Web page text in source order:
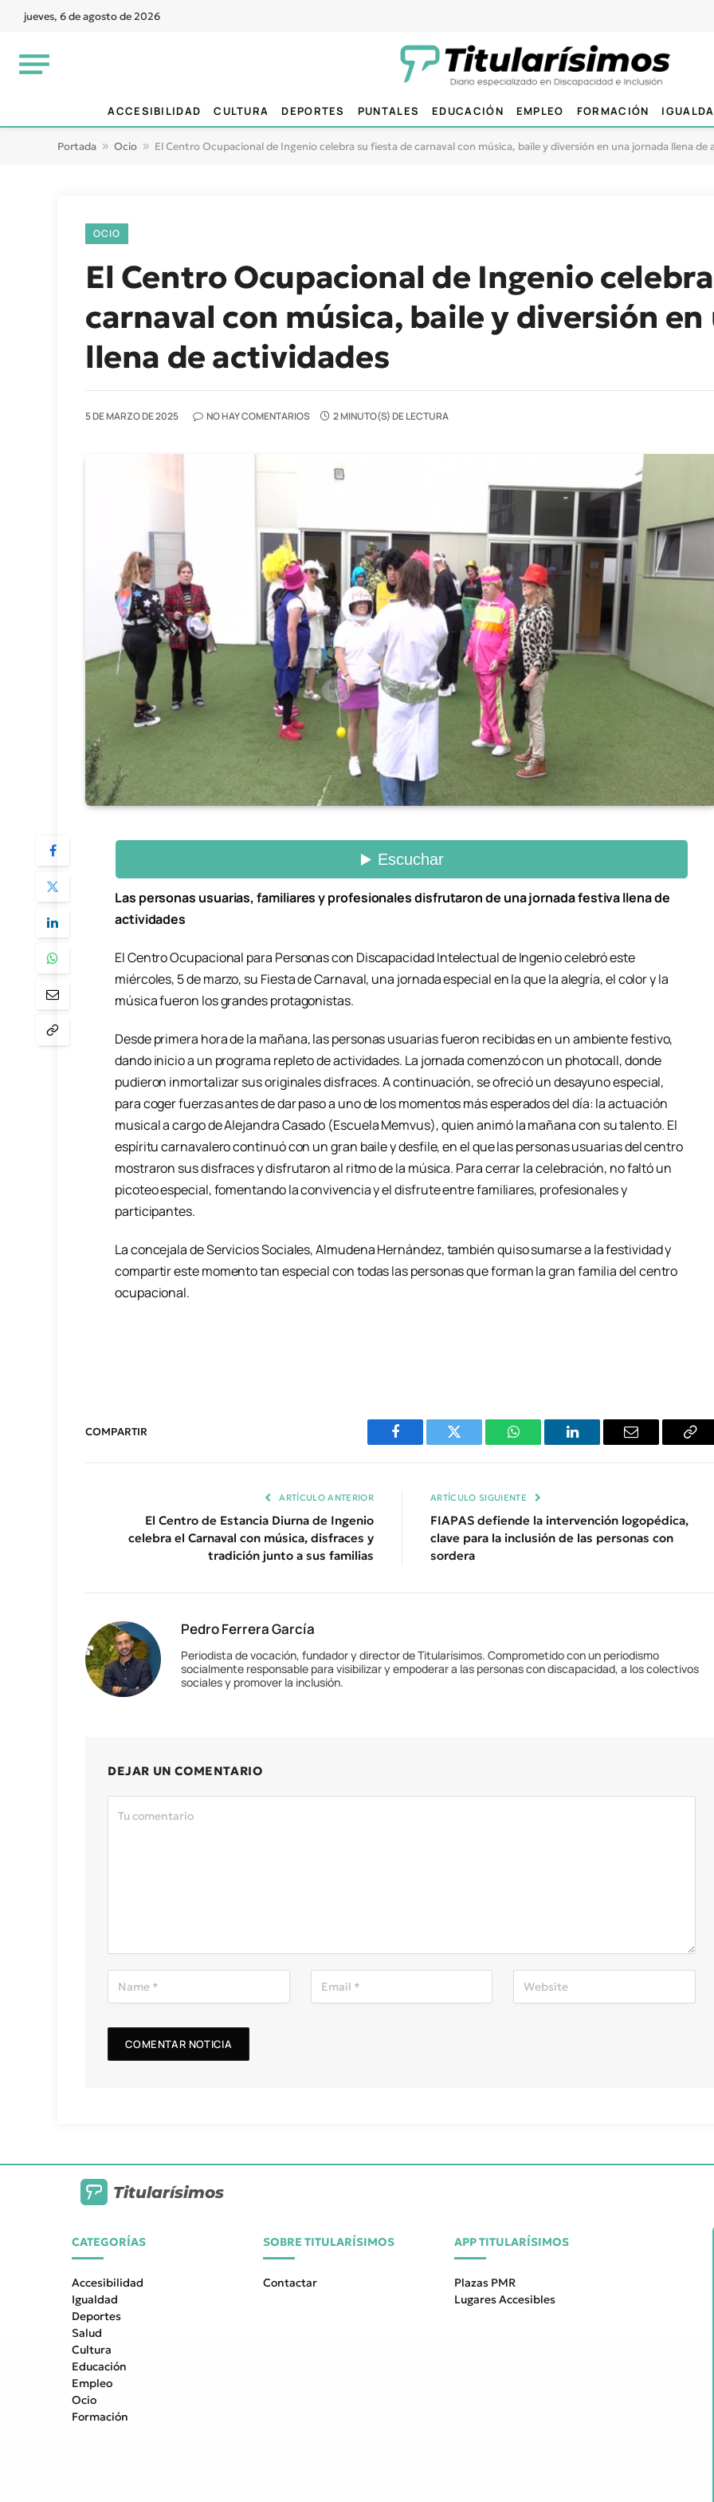
jueves, 6 de agosto de 2026
ACCESIBILIDAD CULTURA DEPORTES PUNTALES EDUCACIÓN EMPLEO FORMACIÓN
Portada » Ocio » El Centro Ocupacional de Ingenio celebra su fiesta de carnaval con música, baile y diversión en una jornada llena de
OCIO
El Centro Ocupacional de Ingenio
carnaval con música, baile y diversión
llena de actividades
5 DE MARZO DE 2025 NO HAY COMENTARIOS 2 MINUTO(S) DE LECTURA
Las personas usuarias, familiares y profesionales disfrutaron de una jornada festiva llena de
actividades
El Centro Ocupacional para Personas con Discapacidad Intelectual de Ingenio celebró este
miércoles, 5 de marzo, su Fiesta de Carnaval, una jornada especial en la que la alegría, el color y la
música fueron los grandes protagonistas.
Desde primera hora de la mañana, las personas usuarias fueron recibidas en un ambiente festivo,
dando inicio a un programa repleto de actividades. La jornada comenzó con un photocall, donde
pudieron inmortalizar sus originales disfraces. A continuación, se ofreció un desayuno especial,
para coger fuerzas antes de dar paso a uno de los momentos más esperados del día: la actuación
musical a cargo de Alejandra Casado (Escuela Memvus), quien animó la mañana con su talento. El
espíritu carnavalero continuó con un gran baile y desfile, en el que las personas usuarias del centro
mostraron sus disfraces y disfrutaron al ritmo de la música. Para cerrar la celebración, no faltó un
picoteo especial, fomentando la convivencia y el disfrute entre familiares, profesionales y
participantes.
La concejala de Servicios Sociales, Almudena Hernández, también quiso sumarse a la festividad y
compartir este momento tan especial con todas las personas que forman la gran familia del centro
ocupacional.
COMPARTIR
Facebook Twitter WhatsAppLinkedIn Email
ARTÍCULO ANTERIOR
El Centro de Estancia Diurna de Ingenio
celebra el Carnaval con música, disfraces y
tradición junto a sus familias
ARTÍCULO SIGUIENTE
FIAPAS defiende la intervención logopédica,
clave para la inclusión de las personas con
sordera
Pedro Ferrera García
Periodista de vocación, fundador y director de Titularísimos. Comprometido con un periodismo
socialmente responsable para visibilizar y empoderar a las personas con discapacidad, a los colectivos
sociales y promover la inclusión.
DEJAR UN COMENTARIO
Titularísimos
CATEGORÍAS
Accesibilidad
Igualdad
Deportes
Salud
Cultura
Educación
Empleo
Ocio
Formación
SOBRE TITULARÍSIMOS
Contactar
APP TITULARÍSIMOS
Plazas PMR
Lugares Accesibles